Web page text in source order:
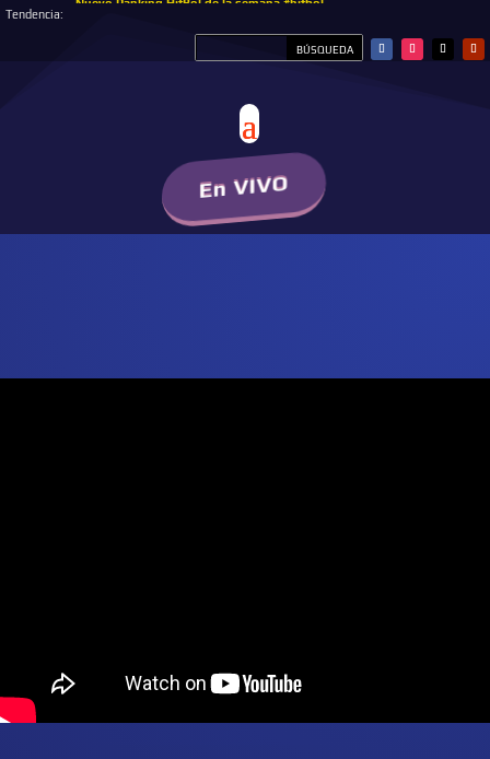
Tendencia:
Nuevo Ranking HitBol de la semana #hitbol
En VIVO